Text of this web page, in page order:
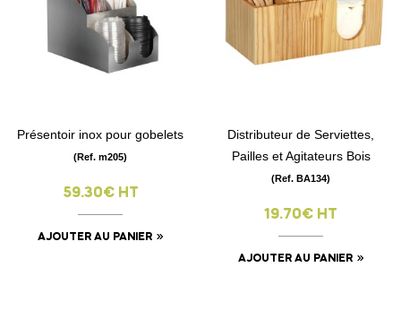
Présentoir inox pour gobelets
(Ref. m205)
59.30€ HT
AJOUTER AU PANIER
Distributeur de Serviettes,
Pailles et Agitateurs Bois
(Ref. BA134)
19.70€ HT
AJOUTER AU PANIER